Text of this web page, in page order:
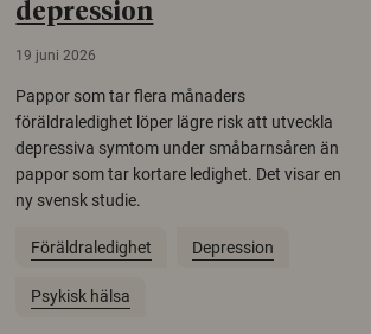
depression
19 juni 2026
Pappor som tar flera månaders
föräldraledighet löper lägre risk att utveckla
depressiva symtom under småbarnsåren än
pappor som tar kortare ledighet. Det visar en
ny svensk studie.
Föräldraledighet Depression
Psykisk hälsa